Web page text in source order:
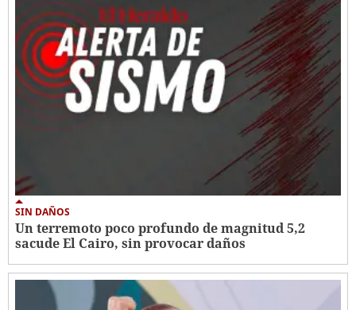
SIN DAÑOS
Un terremoto poco profundo de magnitud 5,2
sacude El Cairo, sin provocar daños